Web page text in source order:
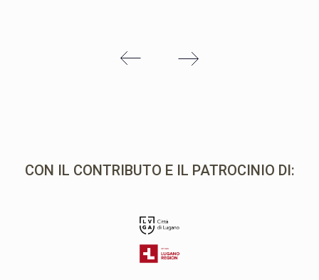
CON IL CONTRIBUTO E IL PATROCINIO DI: